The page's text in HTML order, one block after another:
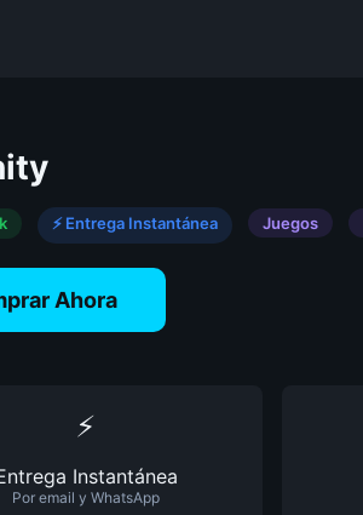
⚡ Entrega Instantánea Juegos
Ahora
⚡
Instantánea
Por email y WhatsApp